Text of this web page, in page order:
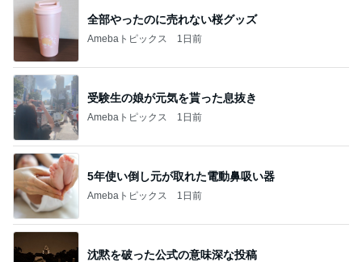
全部やったのに売れない桜グッズ
Amebaトピックス 1日前
受験生の娘が元気を貰った息抜き
Amebaトピックス 1日前
5年使い倒し元が取れた電動鼻吸い器
Amebaトピックス 1日前
沈黙を破った公式の意味深な投稿